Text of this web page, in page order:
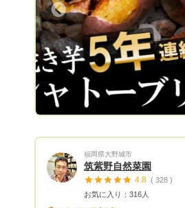
の多くのご期待を頂き今では全
の桃好きなファンから注文が殺
ます✨ もっと多くの方に楽しんで頂きた
い！本物の桃を味わって頂きたい！
の桃がもっと手軽にご自宅で楽
心を込めてお届けします☆ スーパーでは
なかなか味わえない濃厚ジュー
に送れば絶対に喜ばれる縁起が
桃など 当園では27種類の桃を作っていま
すので 他では絶対味わうことの
Next
福岡県大野城市
筑紫野自然菜園
4.8 ( 328 )
お気に入り：316人